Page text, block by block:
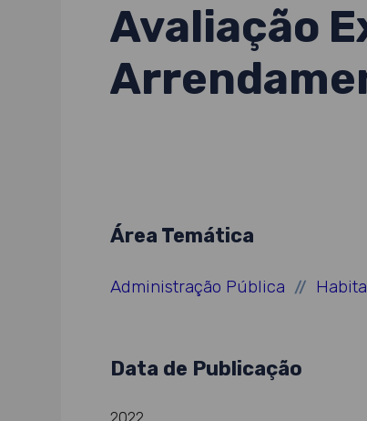
Avaliação
Área Temática
Administração Pública //
Data de Publicação